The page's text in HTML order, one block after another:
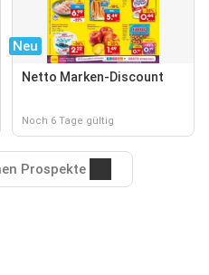
Neu
Netto Marken-Discount
Noch 6 Tage gültig
Prospekte